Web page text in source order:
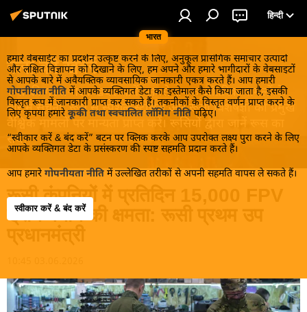
भारत
हिन्दी
हमारे वेबसाईट का प्रदर्शन उत्कृष्ट करने के लिए, अनुकूल प्रासंगिक समाचार उत्पादों
और लक्षित विज्ञापन को दिखाने के लिए, हम अपने और हमारे भागीदारों के वेबसाइटों
से आपके बारे में अवैयक्तिक व्यावसायिक जानकारी एकत्र करते हैं। आप हमारी
गोपनीयता नीति में आपके व्यक्तिगत डेटा का इस्तेमाल कैसे किया जाता है, इसकी
विस्तृत रूप में जानकारी प्राप्त कर सकते हैं। तकनीकों के विस्तृत वर्णन प्राप्त करने के
लिए कृपया हमारे कूकी तथा स्वचालित लॉगिंग नीति पढ़िए।
“स्वीकार करें & बंद करें” बटन पर क्लिक करके आप उपरोक्त लक्ष्य पुरा करने के लिए
आपके व्यक्तिगत डेटा के प्रसंस्करण की स्पष्ट सहमति प्रदान करते हैं।
आप हमारे गोपनीयता नीति में उल्लेखित तरीकों से अपनी सहमति वापस ले सकते हैं।
स्वीकार करें & बंद करें
रूस की खबरें
रूस की गरमा-गरम खबरें जानें! सबसे रोचक आंतरिक मामलों के
बारे में सूचना, रूस से स्पेशल स्टोरीस और रूसी विशेषज्ञों की प्रमुख
वैश्विक मामलों पर मान्यता प्राप्त करें। रूसियों द्वारा जानें रूस का
सच!
रूसी कंपनियों में प्रतिदिन 15,000 FPV
ड्रोन बनाने की क्षमता: रूसी प्रथम उप